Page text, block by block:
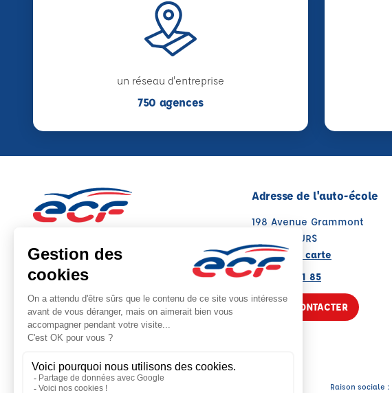
un réseau d'entreprise
750 agences
Adresse de l'auto-école
198 Avenue Grammont
37000 TOURS
Voir sur la carte
02 43 21 41 85
NOUS CONTACTER
Raison sociale :